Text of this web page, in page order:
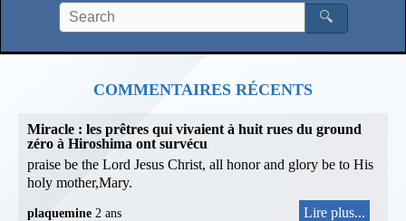
🔍
COMMENTAIRES RÉCENTS
Miracle : les prêtres qui vivaient à huit rues du ground
zéro à Hiroshima ont survécu
praise be the Lord Jesus Christ, all honor and glory be to His
holy mother,Mary.
plaquemine 2 ans Lire plus...